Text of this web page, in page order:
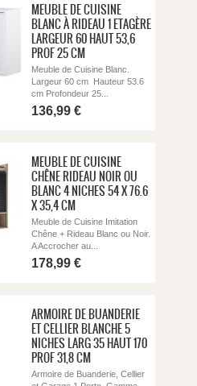
MEUBLE DE CUISINE
BLANC À RIDEAU 1 ETAGÈRE
LARGEUR 60 HAUT 53,6
PROF 25 CM
Meuble de Cuisine Blanc.
Largeur 60 cm Hauteur 53.6
cm Profondeur 25...
136,99 €
MEUBLE DE CUISINE
CHÊNE RIDEAU NOIR OU
BLANC 4 NICHES 54 X 76.6
X 35,4 CM
Meuble de Cuisine Imitation
Chêne + Rideau Blanc ou Noir.
A Accrocher au...
178,99 €
ARMOIRE DE BUANDERIE
ET CELLIER BLANCHE 5
NICHES LARG 35 HAUT 170
PROF 31,8 CM
Armoire de Buanderie, Cellier